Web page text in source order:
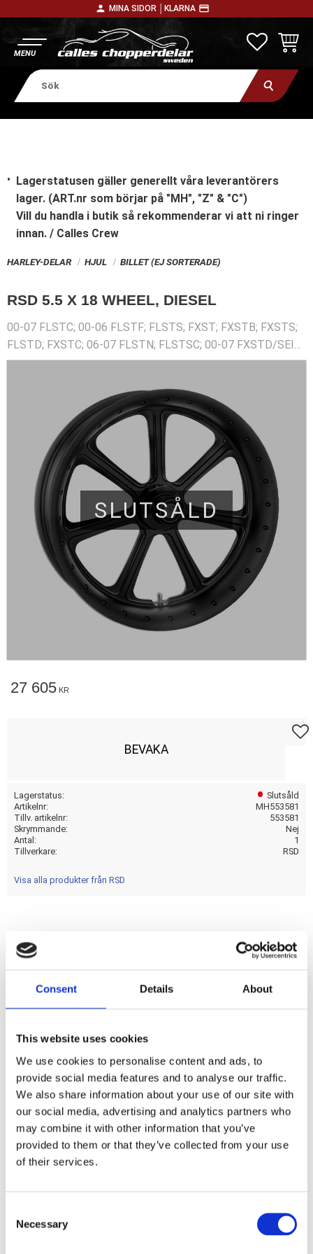
Consent Details About
This website uses cookies
We use cookies to personalise content and ads, to
provide social media features and to analyse our traffic.
We also share information about your use of our site with
our social media, advertising and analytics partners who
may combine it with other information that you’ve
provided to them or that they’ve collected from your use
of their services.
Necessary
person MINA SIDOR │ KLARNA payment
Lagerstatusen gäller generellt våra leverantörers
lager. (ART.nr som börjar på "MH", "Z" & "C")
Vill du handla i butik så rekommenderar vi att ni ringer
innan. / Calles Crew
HARLEY-DELAR HJUL BILLET (EJ SORTERADE)
RSD 5.5 X 18 WHEEL, DIESEL
00-07 FLSTC; 00-06 FLSTF; FLSTS; FXST; FXSTB; FXSTS;
FLSTD; FXSTC; 06-07 FLSTN; FLSTSC; 00-07 FXSTD/SEI
(with upto 150mm tire)
SLUTSÅLD
27 605 KR
BEVAKA
Lagerstatus
Slutsåld
Artikelnr
MH553581
Tillv. artikelnr
553581
Skrymmande
Nej
Antal
1
Tillverkare
RSD
Visa alla produkter från RSD
FORGED; BLACK OPS; REAR
Dela med dig
F
e
o
o
k
Omdömen
Du